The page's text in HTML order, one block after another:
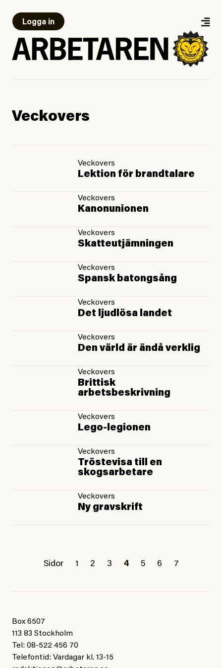
Logga in
Veckovers
Veckovers
Lektion för brandtalare
Veckovers
Kanonunionen
Veckovers
Skatteutjämningen
Veckovers
Spansk batongsång
Veckovers
Det ljudlösa landet
Veckovers
Den värld är ändå verklig
Veckovers
Brittisk
arbetsbeskrivning
Veckovers
Lego-legionen
Veckovers
Tröstevisa till en
skogsarbetare
Veckovers
Ny gravskrift
Sidor 1 2 3 4 5 6 7
Box 6507
113 83 Stockholm
Tel: 08-522 456 70
Telefontid: Vardagar kl. 13-15